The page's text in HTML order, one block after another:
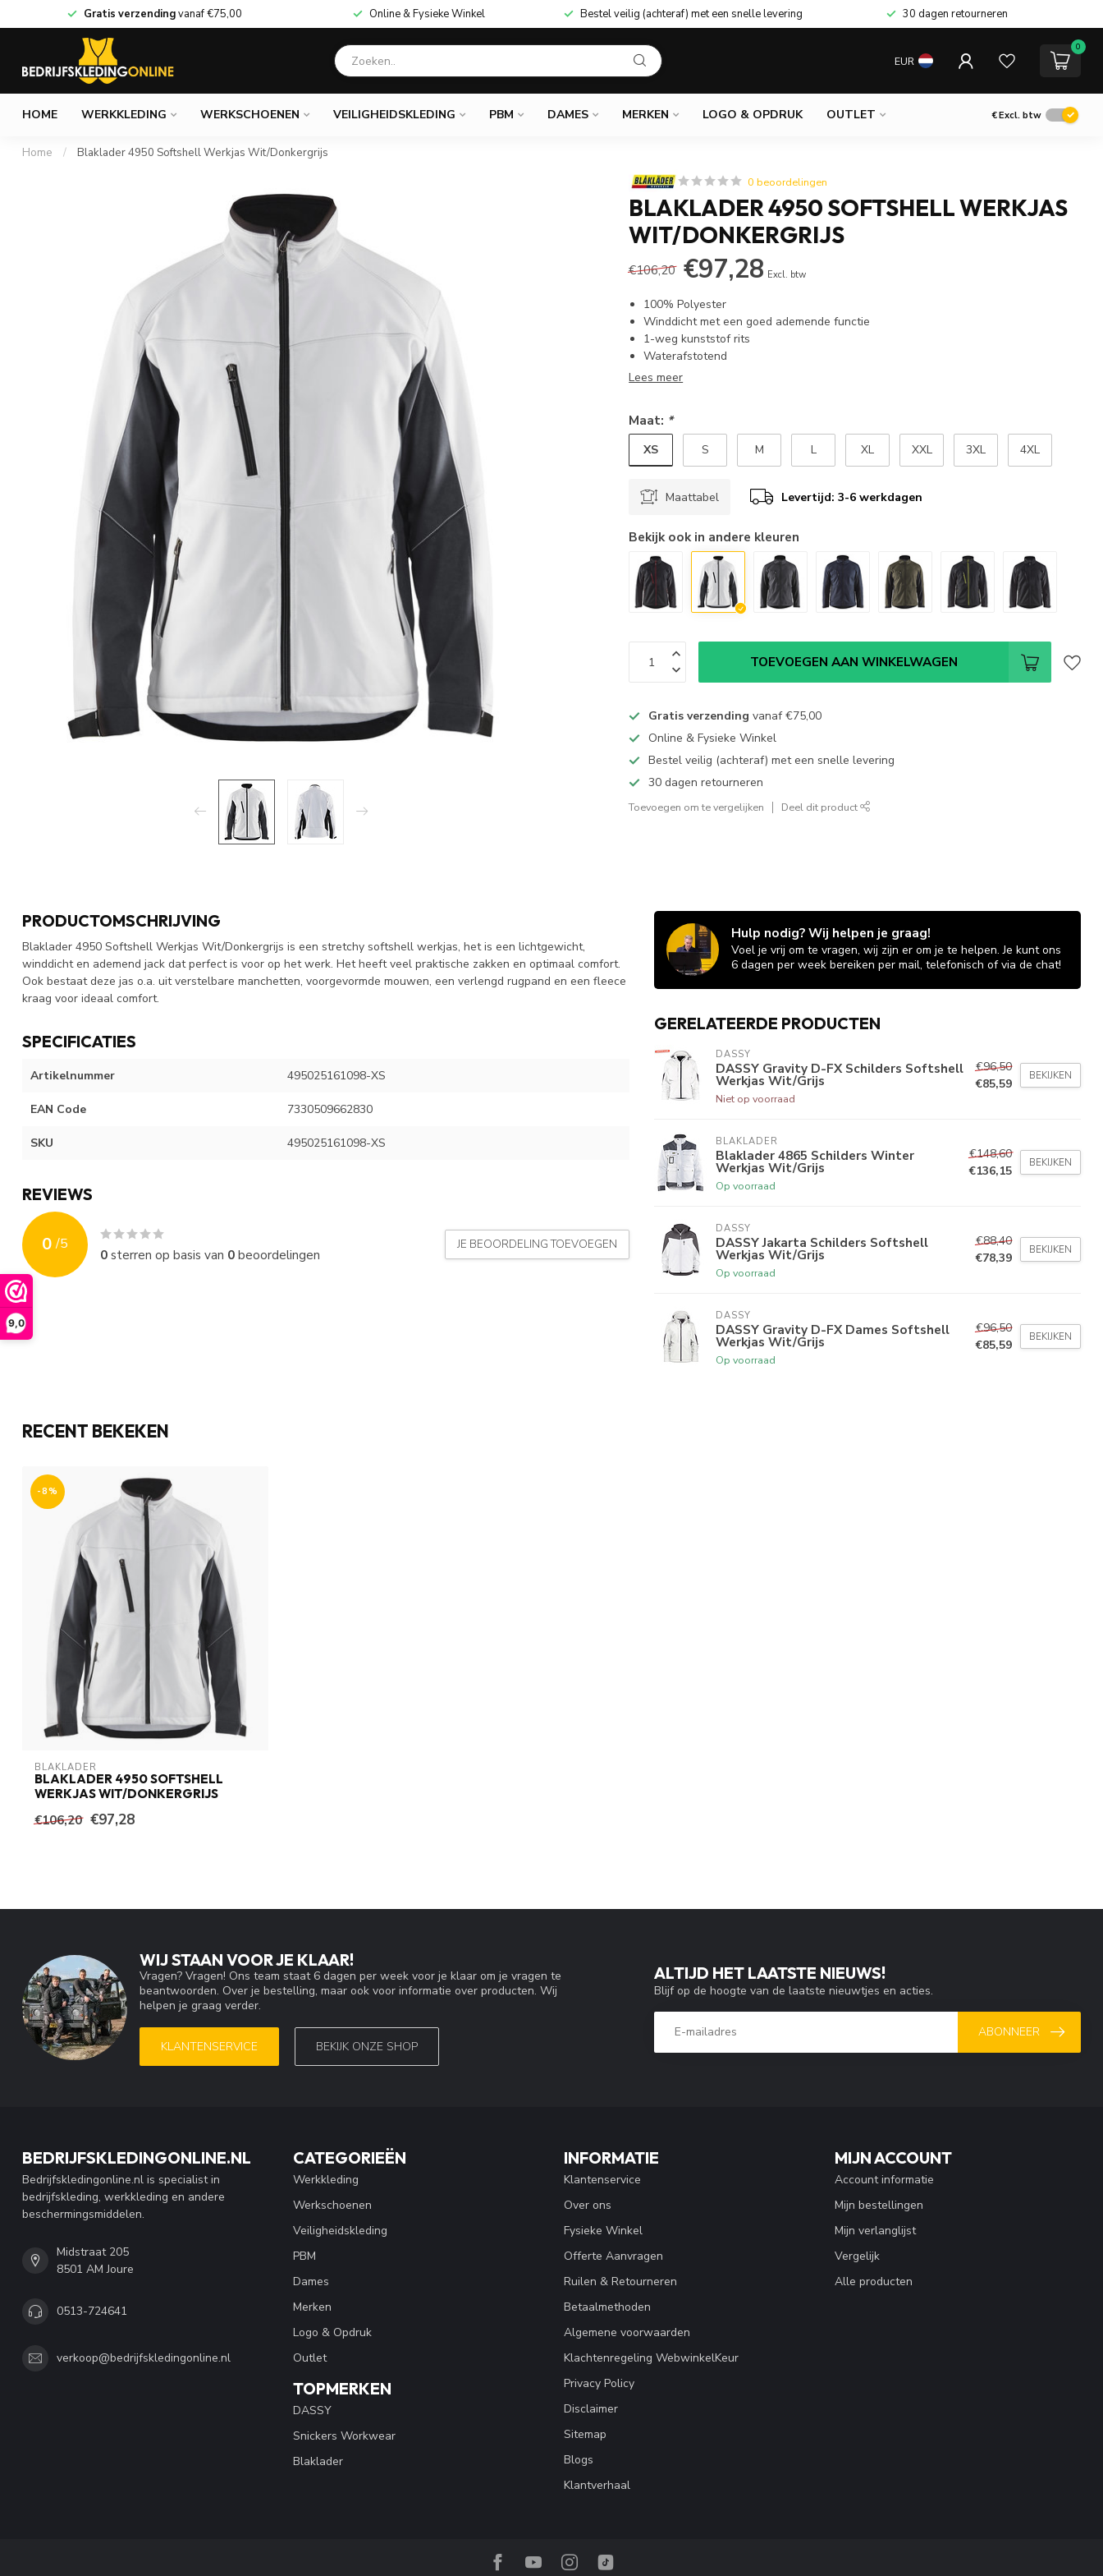
9,0
Gratis verzendingvanaf€75,00 Online & Fysieke Winkel Bestel veilig (achteraf) met een snelle levering 30 dagen retourneren
EUR
0
HOME WERKKLEDING WERKSCHOENEN VEILIGHEIDSKLEDING PBM DAMES MERKEN LOGO & OPDRUK OUTLET €Excl. btw
Home / Blaklader 4950 Softshell Werkjas Wit/Donkergrijs
0 beoordelingen
BLAKLADER 4950 SOFTSHELL WERKJAS
WIT/DONKERGRIJS
€106,20 €97,28 Excl. btw
100% Polyester
Winddicht met een goed ademende functie
1-weg kunststof rits
Waterafstotend
Lees meer
Maat: *
XS S M L XL XXL 3XL 4XL
Maattabel Levertijd: 3-6 werkdagen
Bekijk ook in andere kleuren
TOEVOEGEN AAN WINKELWAGEN
Gratis verzending vanaf€75,00
Online & Fysieke Winkel
Bestel veilig (achteraf) met een snelle levering
30 dagen retourneren
Toevoegen om te vergelijken Deel dit product
PRODUCTOMSCHRIJVING
Blaklader 4950 Softshell Werkjas Wit/Donkergrijs is een stretchy softshell werkjas, het is een lichtgewicht,
winddicht en ademend jack dat perfect is voor op het werk. Het heeft veel praktische zakken en optimaal comfort.
Ook bestaat deze jas o.a. uit verstelbare manchetten, voorgevormde mouwen, een verlengd rugpand en een fleece
kraag voor ideaal comfort.
SPECIFICATIES
Artikelnummer 495025161098-XS
EAN Code 7330509662830
SKU 495025161098-XS
REVIEWS
0 /5
0sterren op basis van 0beoordelingen
JE BEOORDELING TOEVOEGEN
Hulp nodig? Wij helpen je graag!
Voel je vrij om te vragen, wij zijn er om je te helpen. Je kunt ons
6 dagen per week bereiken per mail, telefonisch of via de chat!
GERELATEERDE PRODUCTEN
DASSY
DASSY Gravity D-FX Schilders Softshell
Werkjas Wit/Grijs
Niet op voorraad
€96,50
€85,59
BEKIJKEN
BLAKLADER
Blaklader 4865 Schilders Winter
Werkjas Wit/Grijs
Op voorraad
€148,60
€136,15
BEKIJKEN
DASSY
DASSY Jakarta Schilders Softshell
Werkjas Wit/Grijs
Op voorraad
€88,40
€78,39
BEKIJKEN
DASSY
DASSY Gravity D-FX Dames Softshell
Werkjas Wit/Grijs
Op voorraad
€96,50
€85,59
BEKIJKEN
RECENT BEKEKEN
-8%
BLAKLADER
BLAKLADER 4950 SOFTSHELL
WERKJAS WIT/DONKERGRIJS
€106,20 €97,28
WIJ STAAN VOOR JE KLAAR!
Vragen? Vragen! Ons team staat 6 dagen per week voor je klaar om je vragen te
beantwoorden. Over je bestelling, maar ook voor informatie over producten. Wij
helpen je graag verder.
KLANTENSERVICE BEKIJK ONZE SHOP
ALTIJD HET LAATSTE NIEUWS!
Blijf op de hoogte van de laatste nieuwtjes en acties.
ABONNEER
BEDRIJFSKLEDINGONLINE.NL
Bedrijfskledingonline.nl is specialist in
bedrijfskleding, werkkleding en andere
beschermingsmiddelen.
Midstraat 205
8501 AM Joure
0513-724641
verkoop@bedrijfskledingonline.nl
CATEGORIEËN
Werkkleding
Werkschoenen
Veiligheidskleding
PBM
Dames
Merken
Logo & Opdruk
Outlet
TOPMERKEN
DASSY
Snickers Workwear
Blaklader
INFORMATIE
Klantenservice
Over ons
Fysieke Winkel
Offerte Aanvragen
Ruilen & Retourneren
Betaalmethoden
Algemene voorwaarden
Klachtenregeling WebwinkelKeur
Privacy Policy
Disclaimer
Sitemap
Blogs
Klantverhaal
MIJN ACCOUNT
Account informatie
Mijn bestellingen
Mijn verlanglijst
Vergelijk
Alle producten